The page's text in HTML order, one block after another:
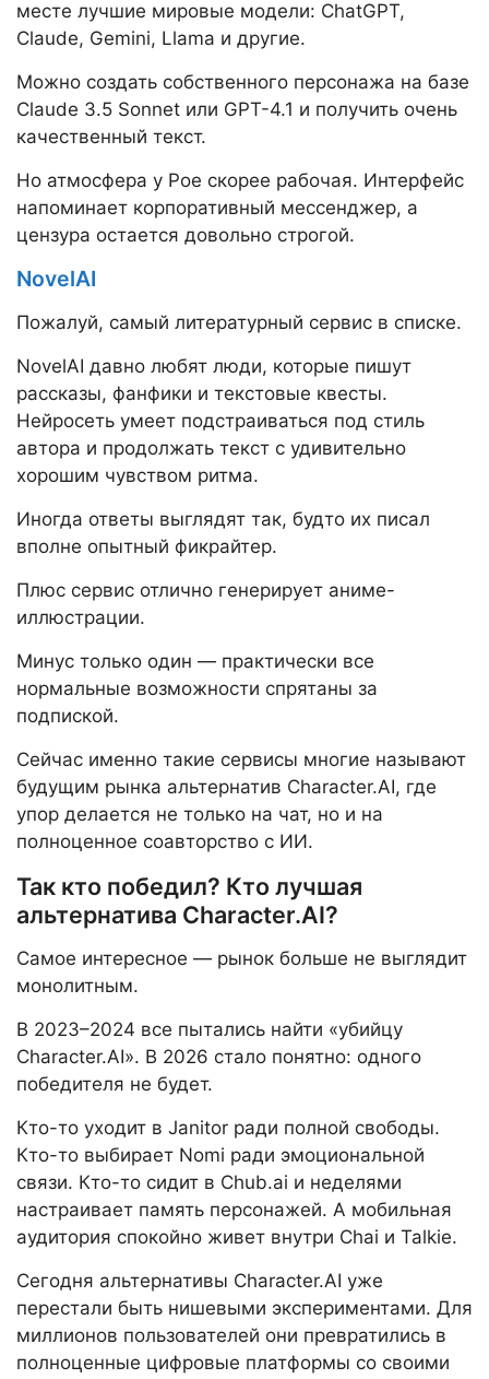
месте лучшие мировые модели: ChatGPT,
Claude, Gemini, Llama и другие.
Можно создать собственного персонажа на базе
Claude 3.5 Sonnet или GPT-4.1 и получить очень
качественный текст.
Но атмосфера у Poe скорее рабочая. Интерфейс
напоминает корпоративный мессенджер, а
цензура остается довольно строгой.
NovelAI
Пожалуй, самый литературный сервис в списке.
NovelAI давно любят люди, которые пишут
рассказы, фанфики и текстовые квесты.
Нейросеть умеет подстраиваться под стиль
автора и продолжать текст с удивительно
хорошим чувством ритма.
Иногда ответы выглядят так, будто их писал
вполне опытный фикрайтер.
Плюс сервис отлично генерирует аниме-
иллюстрации.
Минус только один — практически все
нормальные возможности спрятаны за
подпиской.
Сейчас именно такие сервисы многие называют
будущим рынка альтернатив Character.AI, где
упор делается не только на чат, но и на
полноценное соавторство с ИИ.
Так кто победил? Кто лучшая
альтернатива Character.AI?
Самое интересное — рынок больше не выглядит
монолитным.
В 2023–2024 все пытались найти «убийцу
Character.AI». В 2026 стало понятно: одного
победителя не будет.
Кто-то уходит в Janitor ради полной свободы.
Кто-то выбирает Nomi ради эмоциональной
связи. Кто-то сидит в Chub.ai и неделями
настраивает память персонажей. А мобильная
аудитория спокойно живет внутри Chai и Talkie.
Сегодня альтернативы Character.AI уже
перестали быть нишевыми экспериментами. Для
миллионов пользователей они превратились в
полноценные цифровые платформы со своими